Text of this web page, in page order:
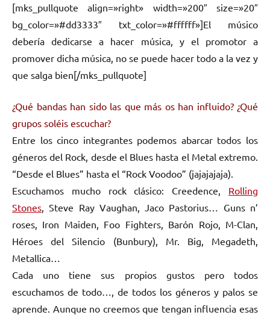
[mks_pullquote align=»right» width=»200″ size=»20″
bg_color=»#dd3333″ txt_color=»#ffffff»]El músico
debería dedicarse a hacer música, y el promotor a
promover dicha música, no se puede hacer todo a la vez y
que salga bien[/mks_pullquote]
¿Qué bandas han sido las que más os han influido? ¿Qué
grupos soléis escuchar?
Entre los cinco integrantes podemos abarcar todos los
géneros del Rock, desde el Blues hasta el Metal extremo.
“Desde el Blues” hasta el “Rock Voodoo” (jajajajaja).
Escuchamos mucho rock clásico: Creedence, Rolling
Stones , Steve Ray Vaughan, Jaco Pastorius… Guns n’
roses, Iron Maiden, Foo Fighters, Barón Rojo, M-Clan,
Héroes del Silencio (Bunbury), Mr. Big, Megadeth,
Metallica…
Cada uno tiene sus propios gustos pero todos
escuchamos de todo…, de todos los géneros y palos se
aprende. Aunque no creemos que tengan influencia esas